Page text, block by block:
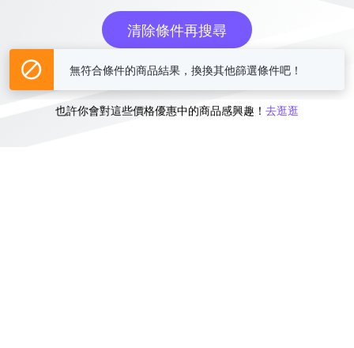
清除條件再搜尋
或
也許你會對這些價格優惠中的商品感興趣！ 去逛逛
無符合條件的商品結果，換換其他篩選條件吧！